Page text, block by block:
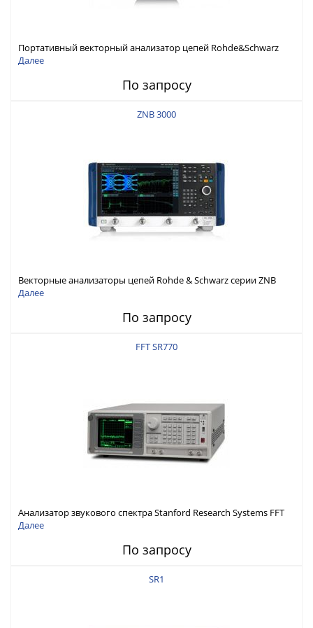
Портативный векторный анализатор цепей Rohde&Schwarz
ZNH с диапазоном частот от 30 кГц до 26,5 ГГц
Далее
По запросу
ZNB 3000
Векторные анализаторы цепей Rohde & Schwarz серии ZNB
3000 с диапазоном частот от 9 кГц до 54 ГГц
Далее
По запросу
FFT SR770
Анализатор звукового спектра Stanford Research Systems FFT
SR770
Далее
По запросу
SR1